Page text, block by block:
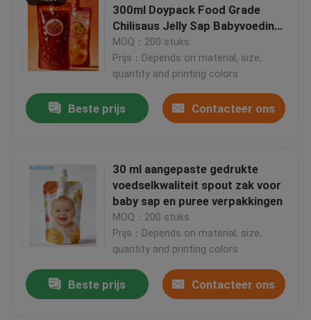
300ml Doypack Food Grade
Chilisaus Jelly Sap Babyvoeding
Zak Stand Up Tuit Pouch
MOQ：200 stuks
Prijs：Depends on material, size,
quantity and printing colors
Beste prijs Contacteer ons
30 ml aangepaste gedrukte
voedselkwaliteit spout zak voor
baby sap en puree verpakkingen
MOQ：200 stuks
Prijs：Depends on material, size,
quantity and printing colors
Beste prijs Contacteer ons